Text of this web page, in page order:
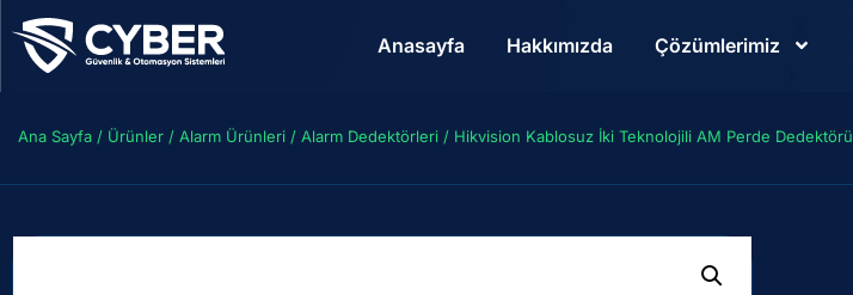
Anasayfa Hakkımızda Çözümlerimiz
Ana Sayfa / Ürünler / Alarm Ürünleri / Alarm Dedektörleri / Hikvision Kablosuz İki Teknolojili AM Perde Dedektörü